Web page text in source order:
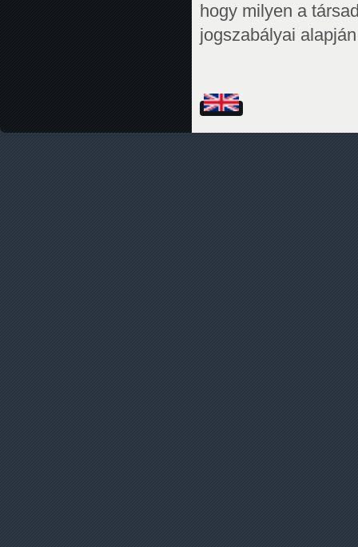
hogy milyen a
jogszabályai